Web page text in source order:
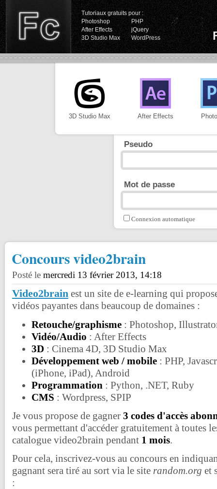
Tutoriaux gratuits pour :
Photoshop
PHP
After Effects
jQuery
3D Studio Max
WordPress
3D Studio Max After Effects
Pseudo
Mot de passe
Connexion automatique
Concours video2brain
Posté le mercredi 13 février 2013, 14:18
Video2brain est un site de e-learning qui
vidéos payantes dans beaucoup de domaines :
Retouche/graphisme : Photoshop,
Vidéo/Audio : After Effects
3D : Cinema 4D, 3D Studio Max
Développement web / mobile : PHP,
(iPhone, iPad), Android
Programmation : Python, .NET, Ruby
CMS : Wordpress, SPIP
Je vous propose de gagner 3 codes d'accès
vous permettant d'accéder gratuitement à toutes
catalogue video2brain pendant 1 mois.
Pour cela, inscrivez-vous au concours en
gagnant sera tiré au sort via le site random.org et
: